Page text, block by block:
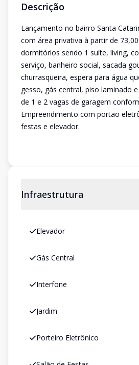
Descrição
Lançamento no bairro Santa
com área privativa à partir de
dormitórios sendo 1 suíte, living,
serviço, banheiro social, sacada
churrasqueira, espera para água
gesso, gás central, piso laminado
de 1 e 2 vagas de garagem
Empreendimento com portão
festas e elevador.
Infraestrutura
Elevador
Gás Central
Interfone
Jardim
Porteiro Eletrônico